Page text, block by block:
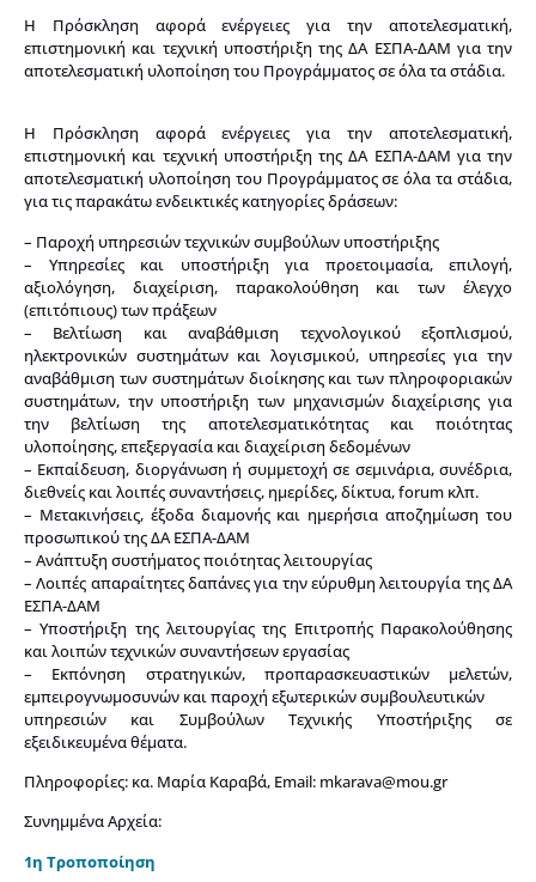
Η Πρόσκληση αφορά ενέργειες για την αποτελεσματική,
επιστημονική και τεχνική υποστήριξη της ΔΑ ΕΣΠΑ-ΔΑΜ για την
αποτελεσματική υλοποίηση του Προγράμματος σε όλα τα στάδια.
Η Πρόσκληση αφορά ενέργειες για την αποτελεσματική,
επιστημονική και τεχνική υποστήριξη της ΔΑ ΕΣΠΑ-ΔΑΜ για την
αποτελεσματική υλοποίηση του Προγράμματος σε όλα τα στάδια,
για τις παρακάτω ενδεικτικές κατηγορίες δράσεων:
– Παροχή υπηρεσιών τεχνικών συμβούλων υποστήριξης
– Υπηρεσίες και υποστήριξη για προετοιμασία, επιλογή,
αξιολόγηση, διαχείριση, παρακολούθηση και των έλεγχο
(επιτόπιους) των πράξεων
– Βελτίωση και αναβάθμιση τεχνολογικού εξοπλισμού,
ηλεκτρονικών συστημάτων και λογισμικού, υπηρεσίες για την
αναβάθμιση των συστημάτων διοίκησης και των πληροφοριακών
συστημάτων, την υποστήριξη των μηχανισμών διαχείρισης για
την βελτίωση της αποτελεσματικότητας και ποιότητας
υλοποίησης, επεξεργασία και διαχείριση δεδομένων
– Εκπαίδευση, διοργάνωση ή συμμετοχή σε σεμινάρια, συνέδρια,
διεθνείς και λοιπές συναντήσεις, ημερίδες, δίκτυα, forum κλπ.
– Μετακινήσεις, έξοδα διαμονής και ημερήσια αποζημίωση του
προσωπικού της ΔΑ ΕΣΠΑ-ΔΑΜ
– Ανάπτυξη συστήματος ποιότητας λειτουργίας
– Λοιπές απαραίτητες δαπάνες για την εύρυθμη λειτουργία της ΔΑ
ΕΣΠΑ-ΔΑΜ
– Υποστήριξη της λειτουργίας της Επιτροπής Παρακολούθησης
και λοιπών τεχνικών συναντήσεων εργασίας
– Εκπόνηση στρατηγικών, προπαρασκευαστικών μελετών,
εμπειρογνωμοσυνών και παροχή εξωτερικών συμβουλευτικών
υπηρεσιών και Συμβούλων Τεχνικής Υποστήριξης σε
εξειδικευμένα θέματα.
Πληροφορίες: κα. Μαρία Καραβά, Email: mkarava@mou.gr
Συνημμένα Αρχεία:
1η Τροποποίηση